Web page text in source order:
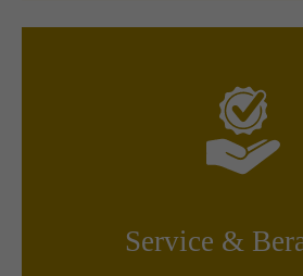
Service &